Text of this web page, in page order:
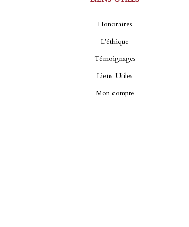
Honoraires
L’éthique
Témoignages
Liens Utiles
Mon compte